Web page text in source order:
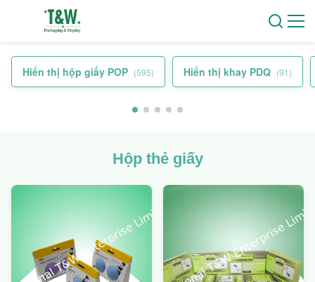
Hiển thị hộp giấy POP (595) Hiển thị khay PDQ (91)
Hộp thẻ giấy